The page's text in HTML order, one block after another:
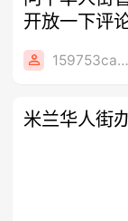
开放一下评
159753camin
米兰华人街